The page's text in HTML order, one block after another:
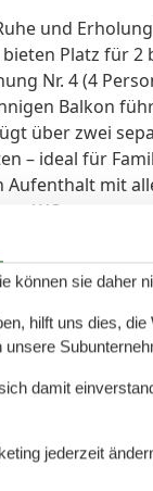
und
Platz für 2
Nr. 4 (4
Balkon
über zwei
– ideal für
Aufenthalt mit
WC
eingerichtet. Mit
Sie sich wie zu
und die
können sie daher
hilft uns dies,
damit
jederzeit